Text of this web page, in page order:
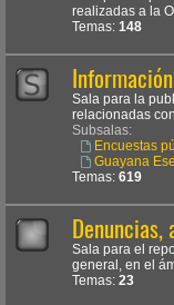
realizadas a la
Temas: 148
Sala para la
relacionadas
Subsalas:
Encuestas
Guayana
Temas: 619
Denuncias,
Sala para el
general, en el
Temas: 23